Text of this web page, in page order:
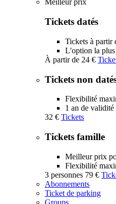
Meilleur prix
Tickets datés
Tickets à partir
L'option la plus
À partir de 24 €
Tickets non
Flexibilité
1 an de validité
32 € Tickets
Tickets famille
Meilleur prix
Flexibilité
3 personnes 79 €
Abonnements
Ticket de parking
Groups